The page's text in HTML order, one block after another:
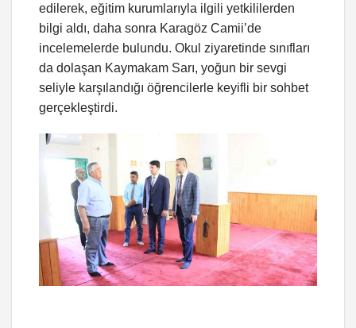
edilerek, eğitim kurumlarıyla ilgili yetkililerden
bilgi aldı, daha sonra Karagöz Camii’de
incelemelerde bulundu. Okul ziyaretinde sınıfları
da dolaşan Kaymakam Sarı, yoğun bir sevgi
seliyle karşılandığı öğrencilerle keyifli bir sohbet
gerçekleştirdi.